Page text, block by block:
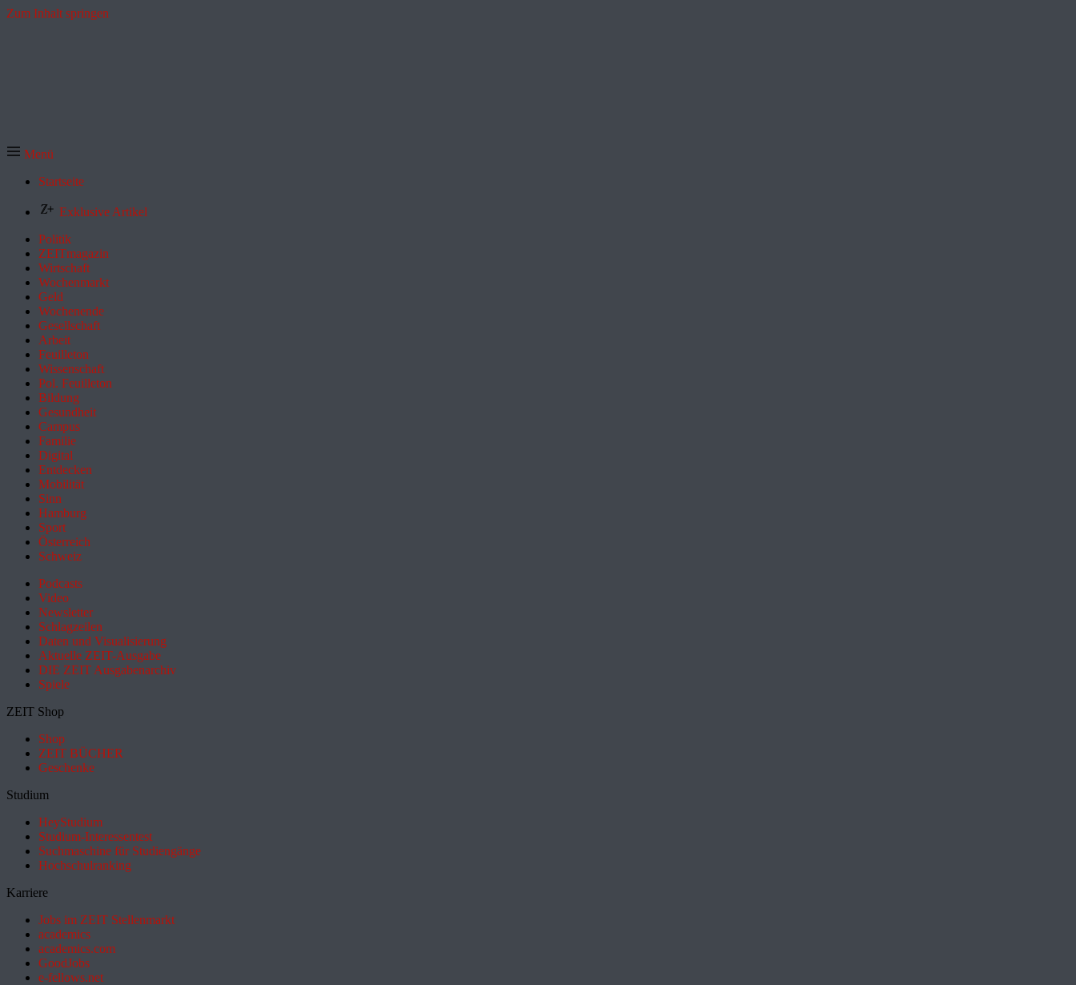
Zum Inhalt springen
Menü
Startseite
Exklusive Artikel
Politik
ZEITmagazin
Wirtschaft
Wochenmarkt
Geld
Wochenende
Gesellschaft
Arbeit
Feuilleton
Wissenschaft
Pol. Feuilleton
Bildung
Gesundheit
Campus
Familie
Digital
Entdecken
Mobilität
Sinn
Hamburg
Sport
Österreich
Schweiz
Podcasts
Video
Newsletter
Schlagzeilen
Daten und Visualisierung
Aktuelle ZEIT-Ausgabe
DIE ZEIT Ausgabenarchiv
Spiele
ZEIT Shop
Shop
ZEIT BÜCHER
Geschenke
Studium
HeyStudium
Studium-Interessentest
Suchmaschine für Studiengänge
Hochschulranking
Karriere
Jobs im ZEIT Stellenmarkt
academics
academics.com
GoodJobs
e-fellows.net